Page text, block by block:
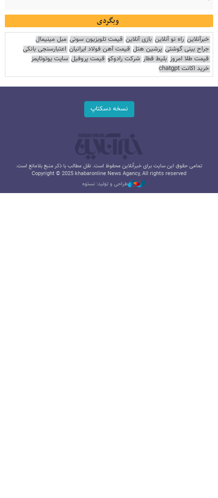
وبگردی
خبرآنلاین راه نو آنلاین بازی آنلاین قیمت تلویزیون سونی مبل مینیمال
جراح بینی گوشتی پرشین هتل قیمت آهن فولاد ایرانیان اعتبارسنجی بانکی
قیمت طلا امروز بلیط قطار شرکت رادوکو قیمت پروفیل سایت یوتوتایمز
خرید اکانت chatgpt
نسخه دسکتاپ
تمامی حقوق این سایت برای خبرآنلاین محفوظ است. نقل مطالب با ذکر منبع بلامانع است.
Copyright © 2025 khabaronline News Agancy, All rights reserved
طراحی و تولید: نستوه